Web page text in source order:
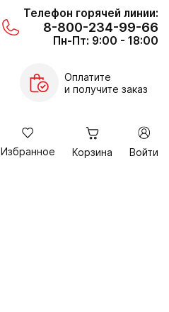
Телефон горячей линии:
8-800-234-99-66
Пн-Пт: 9:00 - 18:00
Оплатите
и получите заказ
Избранное Корзина Войти